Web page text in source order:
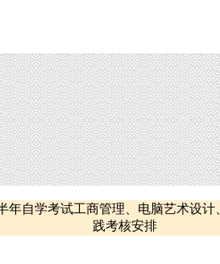
年自学考试工商管理、电脑艺术设
践考核安排